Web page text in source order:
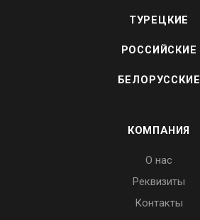
ТУРЕЦКИЕ
РОССИЙСКИЕ
БЕЛОРУССКИЕ
КОМПАНИЯ
О нас
Реквизиты
Контакты